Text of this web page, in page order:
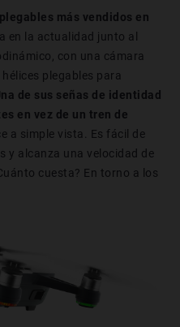
más vendidos en
en la actualidad junto al
con una cámara
plegables para
de sus señas de identidad
en vez de un tren de
a simple vista. Es fácil de
y alcanza una velocidad de
cuesta? En torno a los